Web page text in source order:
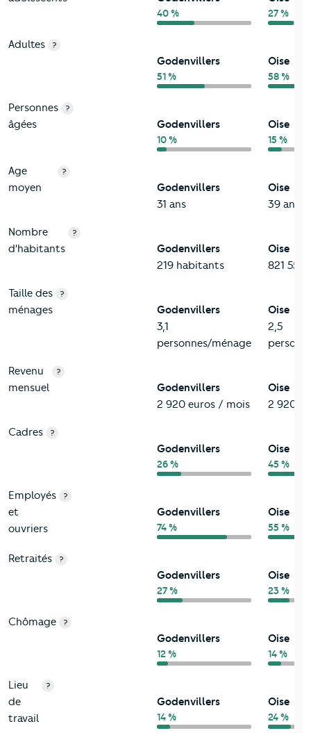
40 % 27 %
Adultes ?
Godenvillers
51 %
Oise
58 %
Personnes
âgées
?
Godenvillers
10 %
Oise
15 %
Age
moyen
?
Godenvillers
31 ans
Oise
39 ans
Nombre
d'habitants
?
Godenvillers
219 habitants
Oise
821 552
Taille des
ménages
?
Godenvillers
3,1
personnes/ménage
Oise
2,5
Revenu
mensuel
?
Godenvillers
2 920 euros / mois
Oise
2 920
Cadres ?
Godenvillers
26 %
Oise
45 %
Employés
et
ouvriers
?
Godenvillers
74 %
Oise
55 %
Retraités ?
Godenvillers
27 %
Oise
23 %
Chômage ?
Godenvillers
12 %
Oise
14 %
Lieu
de
travail
?
Godenvillers
14 %
Oise
24 %